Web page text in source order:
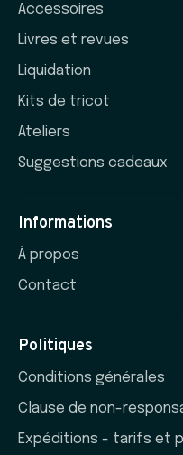
Accessoires
Livres et revues
Liquidation
Kits de tricot
Ateliers
Suggestions cadeaux
Informations
À propos
Contact
Politiques
Conditions générales
Clause de non-
Expéditions - tarifs et